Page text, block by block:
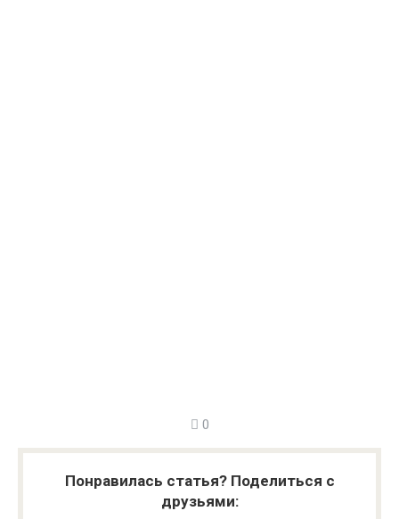
0
Понравилась статья? Поделиться с
друзьями: